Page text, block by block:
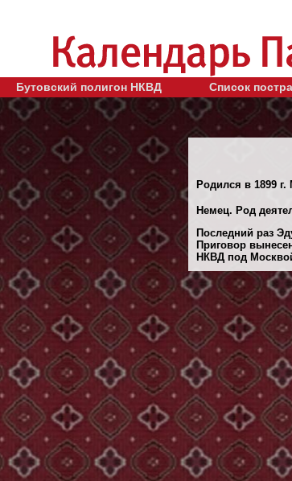
Бутовский полигон НКВД Список
Родился в 1899
Немец. Род
Последний раз
Приговор
НКВД под